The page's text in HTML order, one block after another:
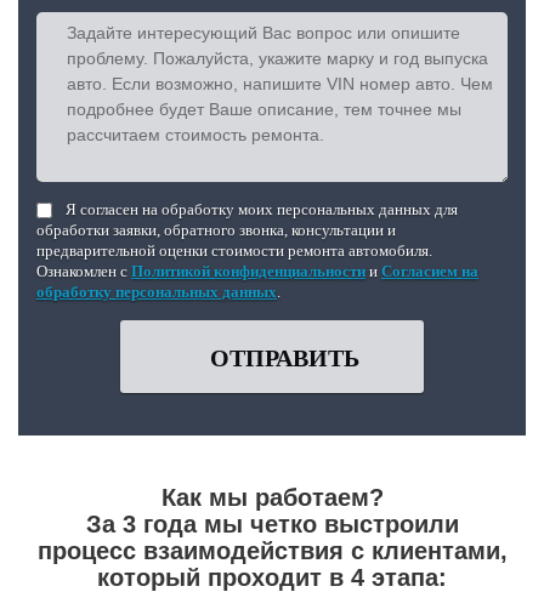
Я согласен на обработку моих персональных данных для
обработки заявки, обратного звонка, консультации и
предварительной оценки стоимости ремонта автомобиля.
Ознакомлен с Политикой конфиденциальности и Согласием на
обработку персональных данных.
ОТПРАВИТЬ
Как мы работаем?
За 3 года мы четко выстроили
процесс взаимодействия с клиентами,
который проходит в 4 этапа: